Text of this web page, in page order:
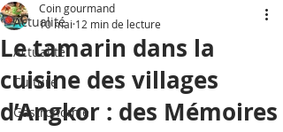
Actualité
Actualité
Culture
Gastronomie
Le tamarin dans la
cuisine des villages
d’Angkor : des Mémoires
Coin gourmand
10 mai 12 min de lecture